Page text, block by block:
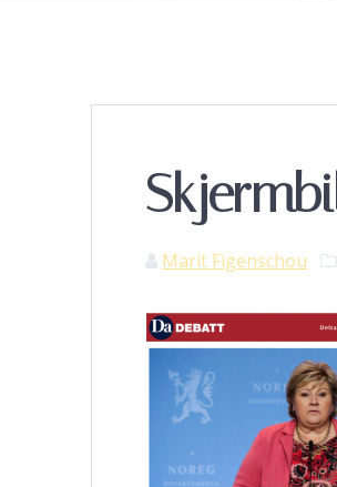
Marit Figenschou